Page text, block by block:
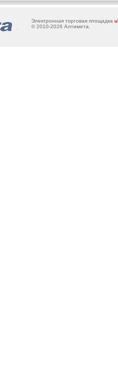
Электронная торговая площадка u
© 2010-2026 Алтимета